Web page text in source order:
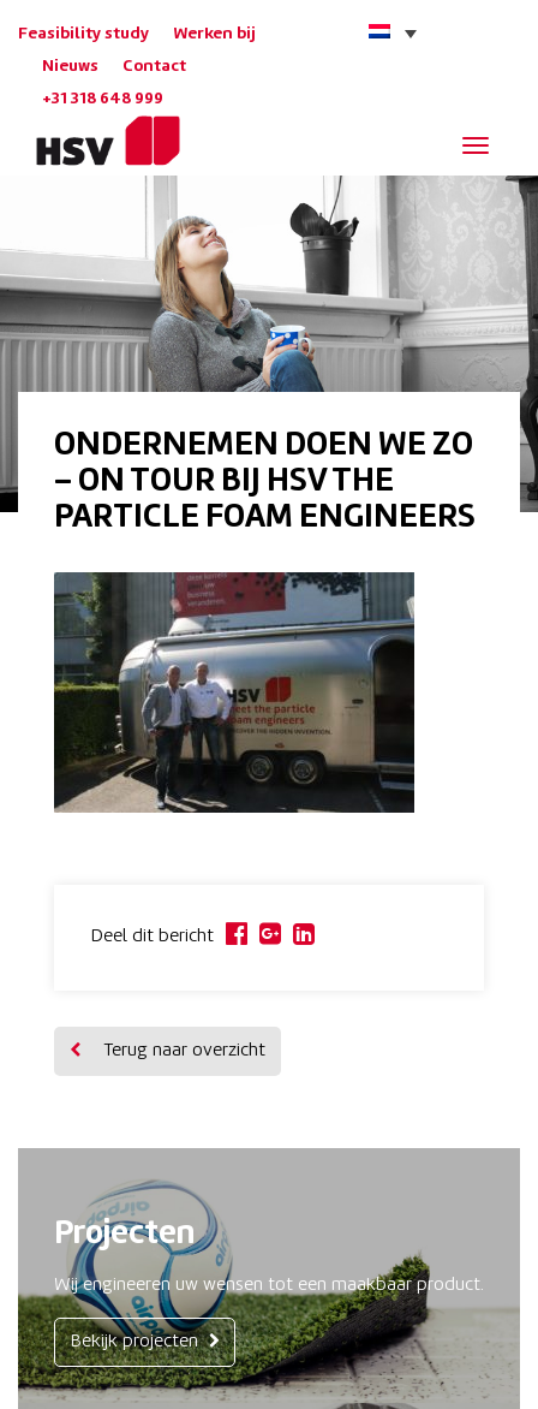
Feasibility study Werken bij
Nieuws Contact
+31 318 648 999
ONDERNEMEN DOEN WE ZO
– ON TOUR BIJ HSV THE
PARTICLE FOAM ENGINEERS
Deel dit bericht
Terug naar overzicht
Projecten
Wij engineeren uw wensen tot een maakbaar product.
Bekijk projecten